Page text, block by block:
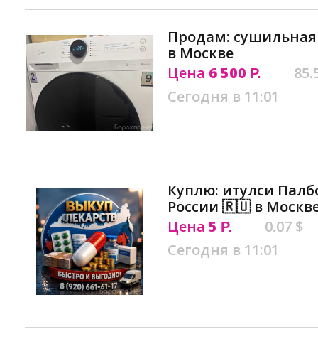
Продам:
в Москве
Цена 6 500 Р.
Сегодня в 11:01
Куплю: итулси
России 🇷🇺 в
Цена 5 Р.
0.07 $
Сегодня в 11:01